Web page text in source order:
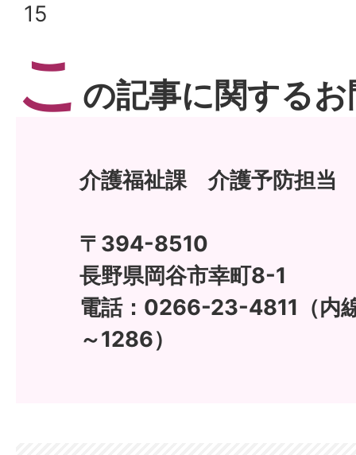
15
こ の記事に関する
介護福祉課 介護予防担当
〒394-8510
長野県岡谷市幸町8-1
電話：0266-23-4811（内
～1286）